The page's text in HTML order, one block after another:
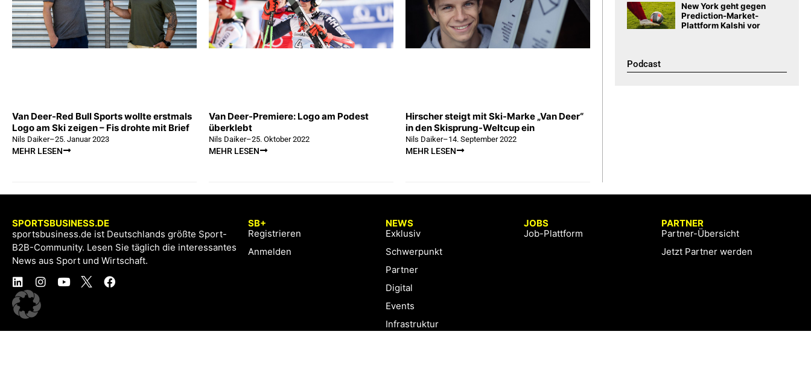
Van Deer-Red Bull Sports wollte erstmals
Logo am Ski zeigen – Fis drohte mit Brief
Nils Daiker–25. Januar 2023
MEHR LESEN
Van Deer-Premiere: Logo am Podest
überklebt
Nils Daiker–25. Oktober 2022
MEHR LESEN
Hirscher steigt mit Ski-Marke „Van Deer“
in den Skisprung-Weltcup ein
Nils Daiker–14. September 2022
MEHR LESEN
New York geht gegen
Prediction-Market-
Plattform Kalshi vor
Podcast​
SPORTSBUSINESS.DE
sportsbusiness.de ist Deutschlands größte Sport-
B2B-Community. Lesen Sie täglich die interessantes
News aus Sport und Wirtschaft.
SB+
Registrieren
Anmelden
NEWS
Exklusiv
Schwerpunkt
Partner
Digital
Events
Infrastruktur
JOBS
Job-Plattform
PARTNER
Partner-Übersicht
Jetzt Partner werden